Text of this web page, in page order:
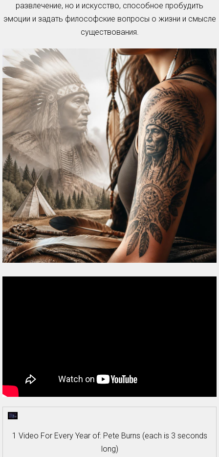
развлечение, но и искусство, способное пробудить
эмоции и задать философские вопросы о жизни и смысле
существования.
1 Video For Every Year of: Pete Burns (each is 3 seconds
long)